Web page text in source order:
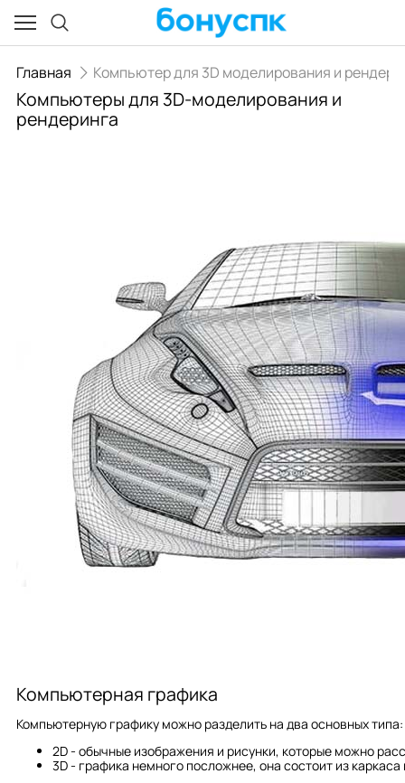
Главная Компьютер для 3D моделирования и
Компьютеры для 3D-моделирования и
рендеринга
Компьютерная графика
Компьютерную графику можно разделить на два основных типа:
2D - обычные изображения и рисунки, которые можно
3D - графика немного посложнее, она состоит из